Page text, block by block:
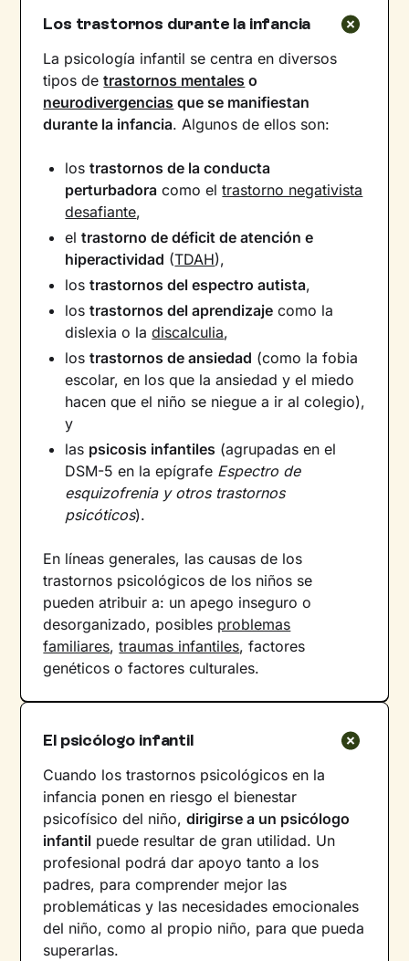
Los trastornos durante la infancia
La psicología infantil se centra en diversos
tipos detrastornos mentales o
neurodivergencias que se manifiestan
durante la infancia. Algunos de ellos son:
lostrastornos de la conducta
perturbadora como eltrastorno negativista
desafiante,
eltrastorno de déficit de atención e
hiperactividad (TDAH),
lostrastornos del espectro autista,
lostrastornos del aprendizaje como la
dislexia o ladiscalculia,
lostrastornos de ansiedad (como la fobia
escolar, en los que la ansiedad y el miedo
hacen que el niño se niegue a ir al colegio),
y
las psicosis infantiles (agrupadas en el
DSM-5 en la epígrafe Espectro de
esquizofrenia y otros trastornos
psicóticos).
En líneas generales, las causas de los
trastornos psicológicos de los niños se
pueden atribuir a: un apego inseguro o
desorganizado, posibles problemas
familiares,traumas infantiles, factores
genéticos o factores culturales.
El psicólogo infantil
Cuando los trastornos psicológicos en la
infancia ponen en riesgo el bienestar
psicofísico del niño,dirigirse a un psicólogo
infantil puede resultar de gran utilidad. Un
profesional podrá dar apoyo tanto a los
padres, para comprender mejor las
problemáticas y las necesidades emocionales
del niño, como al propio niño, para que pueda
superarlas.